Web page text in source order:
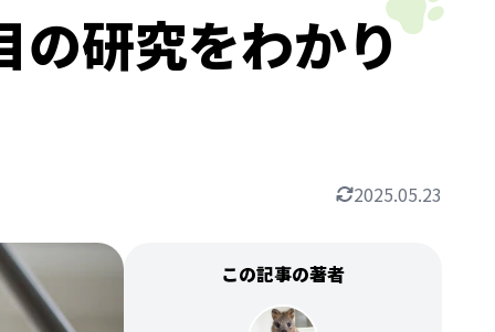
の研究をわかり
2025.05.23
この記事の著者